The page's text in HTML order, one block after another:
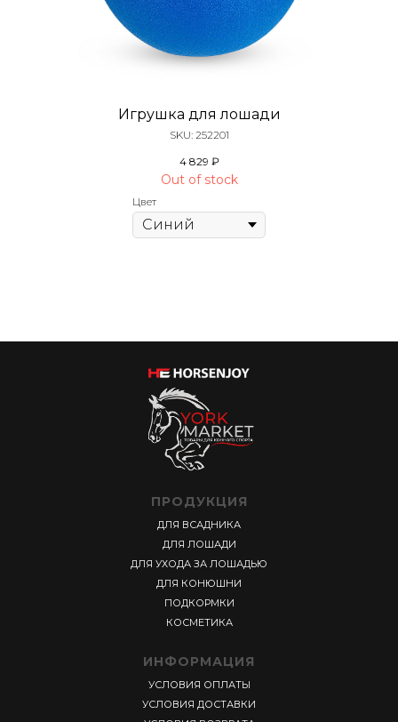
Игрушка для лошади
SKU: 252201
4 829 ₽
Out of stock
Цвет
ПРОДУКЦИЯ
ДЛЯ ВСАДНИКА
ДЛЯ ЛОШАДИ
ДЛЯ УХОДА ЗА ЛОШАДЬЮ
ДЛЯ КОНЮШНИ
ПОДКОРМКИ
КОСМЕТИКА
ИНФОРМАЦИЯ
УСЛОВИЯ ОПЛАТЫ
УСЛОВИЯ ДОСТАВКИ